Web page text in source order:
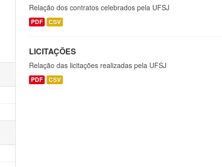
Relação dos contratos celebrados pela UFSJ
PDF CSV
LICITAÇÕES
Relação das licitações realizadas pela UFSJ
PDF CSV